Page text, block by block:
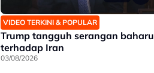
VIDEO TERKINI & POPULAR
Trump tangguh serangan baharu
terhadap Iran
03/08/2026